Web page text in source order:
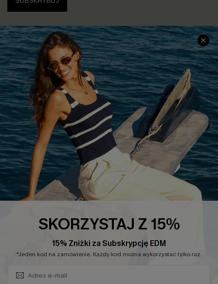
INFORMACJE O FIRMIE
O NAS
Opinie Klientów
Polityka Prywatności
Warunki & Zasady
Łańcuch Dostaw Cupshe
20% Zniżki na SMS
CENTRUM SERWISOWE
Informacje o Wysyłce
Jak Śledzić
Polityka Zwrotów
Rozpocznij Zwrot
Informacje o Rozmiarach
FAQS
Kontakt z Nami
Modne Sukienki
SKORZYSTAJ Z 15%
15% Zniżki za Subskrypcję EDM
*Jeden kod na zamówienie. Każdy kod można wykorzystać tylko raz.